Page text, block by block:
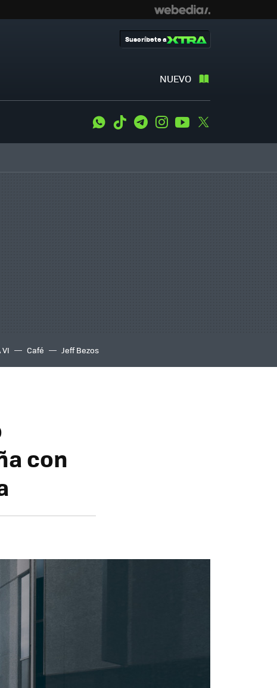
NUEVO
Suscríbete a
WhatsApp
Tiktok TelegramInstagramYoutube
VI Café Jeff Bezos
con